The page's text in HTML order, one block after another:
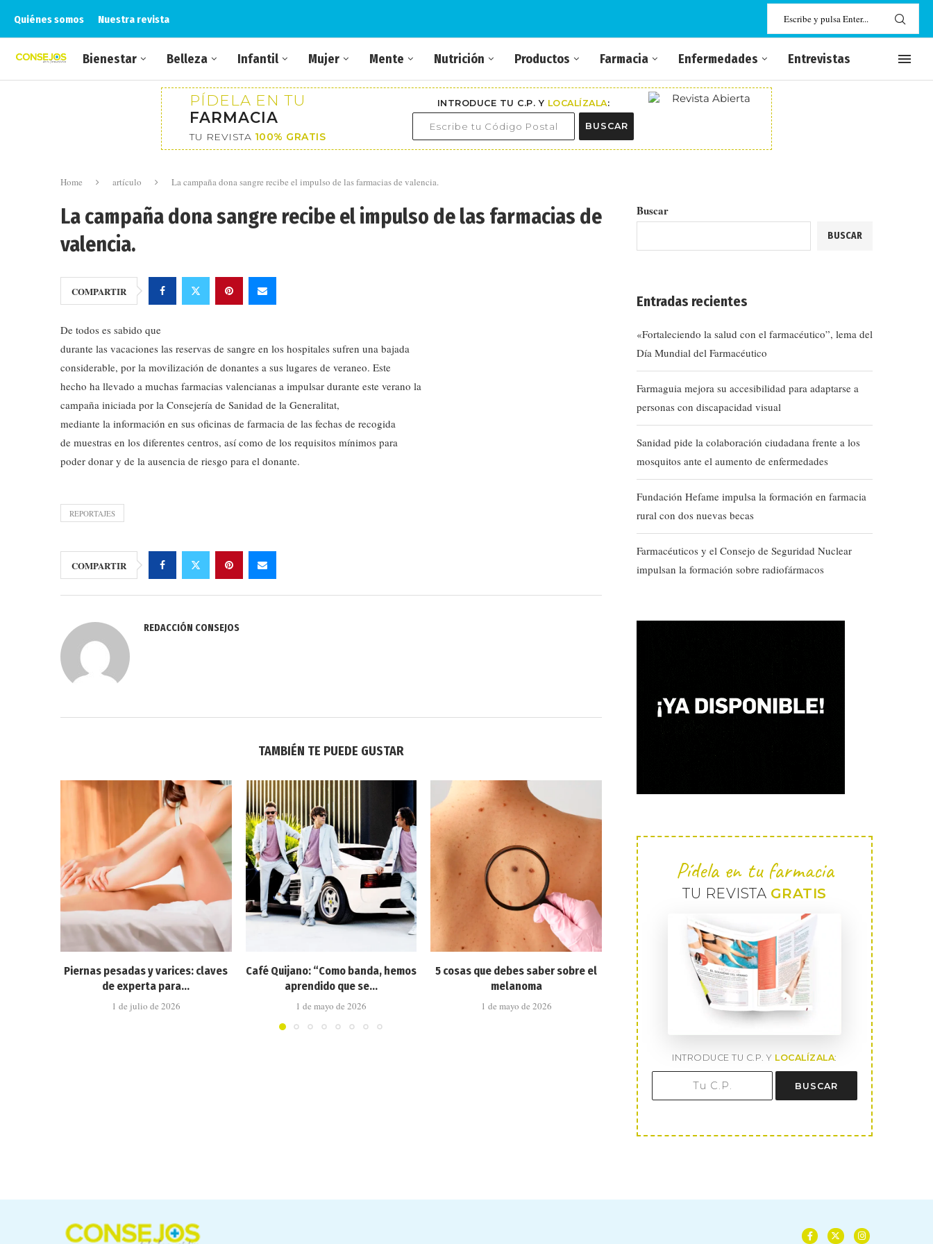
Quiénes somos Nuestra revista
Bienestar Belleza Infantil Mujer Mente Nutrición Productos Farmacia Enfermedades Entrevistas
PÍDELA EN TU
FARMACIA
TU REVISTA 100% GRATIS
INTRODUCE TU C.P. Y LOCALÍZALA:
BUSCAR
Home artículo La campaña dona sangre recibe el impulso de las farmacias de valencia.
La campaña dona sangre recibe el impulso de las farmacias de
valencia.
COMPARTIR
De todos es sabido que
durante las vacaciones las reservas de sangre en los hospitales sufren una bajada
considerable, por la movilización de donantes a sus lugares de veraneo. Este
hecho ha llevado a muchas farmacias valencianas a impulsar durante este verano la
campaña iniciada por la Consejería de Sanidad de la Generalitat,
mediante la información en sus oficinas de farmacia de las fechas de recogida
de muestras en los diferentes centros, así como de los requisitos mínimos para
poder donar y de la ausencia de riesgo para el donante.
REPORTAJES
COMPARTIR
REDACCIÓN CONSEJOS
TAMBIÉN TE PUEDE GUSTAR
Piernas pesadas y varices: claves
de experta para...
1 de julio de 2026
Café Quijano: “Como banda, hemos
aprendido que se...
1 de mayo de 2026
5 cosas que debes saber sobre el
melanoma
1 de mayo de 2026
Sole Giménez: “Hay que dar las
gracias a...
9 de abril de 2026
David DeMaría: “Las
como ‘boutiques
12 de marzo de 2026
Buscar
BUSCAR
Entradas recientes
«Fortaleciendo la salud con el farmacéutico”, lema del
Día Mundial del Farmacéutico
Farmaguia mejora su accesibilidad para adaptarse a
personas con discapacidad visual
Sanidad pide la colaboración ciudadana frente a los
mosquitos ante el aumento de enfermedades
Fundación Hefame impulsa la formación en farmacia
rural con dos nuevas becas
Farmacéuticos y el Consejo de Seguridad Nuclear
impulsan la formación sobre radiofármacos
Pídela en tu farmacia
TU REVISTA GRATIS
INTRODUCE TU C.P. Y LOCALÍZALA:
BUSCAR